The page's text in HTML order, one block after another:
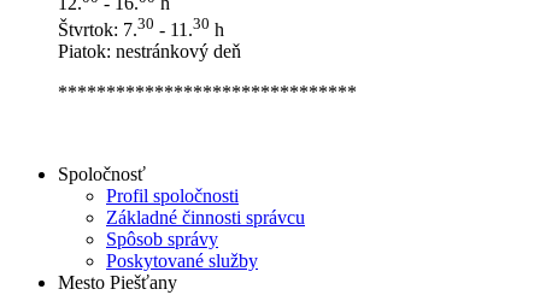
Štvrtok: 7.30 - 11.30 h
Piatok: nestránkový deň
*******************************
Spoločnosť
Profil spoločnosti
Základné činnosti správcu
Spôsob správy
Poskytované služby
Mesto Piešťany